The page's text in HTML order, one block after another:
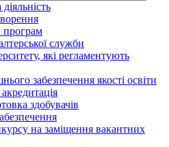
програм
служби
які регламентують
забезпечення якості освіти
здобувачів
на заміщення вакантних